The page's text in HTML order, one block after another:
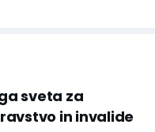
sveta za
in invalide